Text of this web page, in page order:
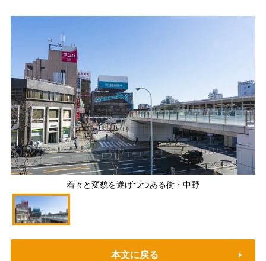
着々と変貌を遂げつつある街・中野
本文に戻る